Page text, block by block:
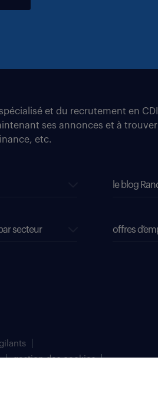
et du recrutement en
ses annonces et à
etc.
le blog
secteur offres
gestion des cookies